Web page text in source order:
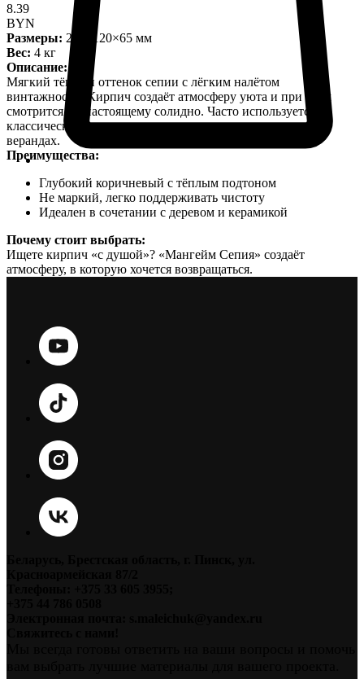
8.39
BYN
Размеры: 250×120×65 мм
Вес: 4 кг
Описание:
Мягкий тёплый оттенок сепии с лёгким налётом
винтажности. Кирпич создаёт атмосферу уюта и при этом
смотрится по-настоящему солидно. Часто используется в
классических интерьерах, каминных зонах и уютных
верандах.
Преимущества:
Глубокий коричневый с тёплым подтоном
Не маркий, легко поддерживать чистоту
Идеален в сочетании с деревом и керамикой
Почему стоит выбрать:
Ищете кирпич «с душой»? «Мангейм Сепия» создаёт
атмосферу, в которую хочется возвращаться.